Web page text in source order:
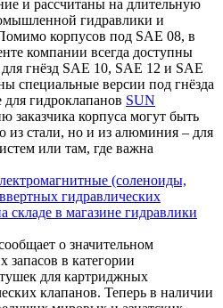
и рассчитаны на длительную
гидравлики и
корпусов под SAE 08, в
компании всегда доступны
гнёзд SAE 10, SAE 12 и SAE
специальные версии под гнёзда
гидроклапанов SUN
заказчика корпуса могут быть
из стали, но и из алюминия – для
или там, где важна
(соленоиды,
гидравлических
складе в магазине гидравлики
о значительном
запасов в категории
для картриджных
клапанов. Теперь в наличии